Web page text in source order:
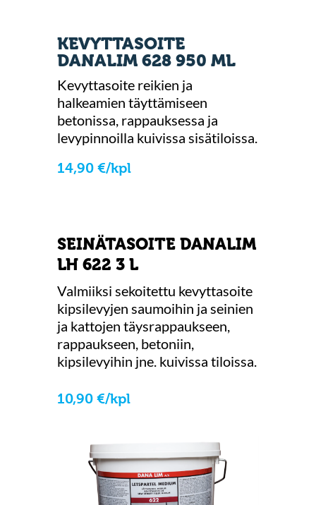
KEVYTTASOITE
DANALIM 628 950 ML
Kevyttasoite reikien ja
halkeamien täyttämiseen
betonissa, rappauksessa ja
levypinnoilla kuivissa sisätiloissa.
14,90 €/kpl
SEINÄTASOITE DANALIM
LH 622 3 L
Valmiiksi sekoitettu kevyttasoite
kipsilevyjen saumoihin ja seinien
ja kattojen täysrappaukseen,
rappaukseen, betoniin,
kipsilevyihin jne. kuivissa tiloissa.
10,90 €/kpl